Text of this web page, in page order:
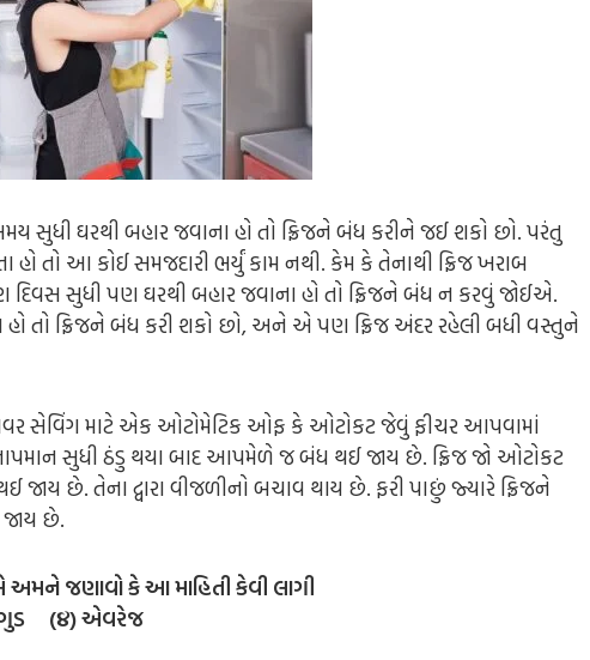
સુધી ઘરથી બહાર જવાના હો તો ફ્રિજને બંધ કરીને જઈ શકો છો. પરંતુ
તો આ કોઈ સમજદારી ભર્યું કામ નથી. કેમ કે તેનાથી ફ્રિજ ખરાબ
સુધી પણ ઘરથી બહાર જવાના હો તો ફ્રિજને બંધ ન કરવું જોઈએ.
હો તો ફ્રિજને બંધ કરી શકો છો, અને એ પણ ફ્રિજ અંદર રહેલી બધી વસ્તુને
સેવિંગ માટે એક ઓટોમેટિક ઓફ કે ઓટોકટ જેવું ફીચર આપવામાં
સુધી ઠંડુ થયા બાદ આપમેળે જ બંધ થઈ જાય છે. ફ્રિજ જો ઓટોકટ
છે. તેના દ્વારા વીજળીનો બચાવ થાય છે. ફરી પાછું જ્યારે ફ્રિજને
જાય છે.
જણાવો કે આ માહિતી કેવી લાગી
ગુડ (૪) એવરેજ